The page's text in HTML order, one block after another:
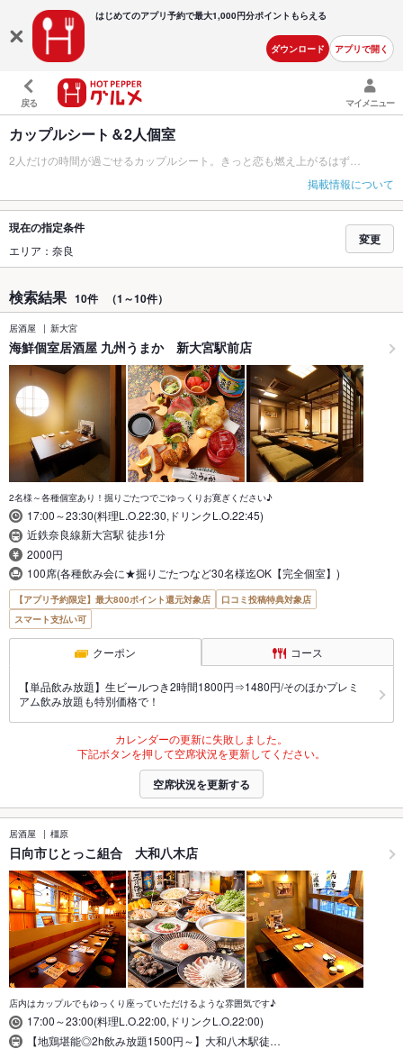
はじめてのアプリ予約で最大1,000円分ポイントもらえる
ダウンロード アプリで開く
戻る マイメニュー
カップルシート＆2人個室
2人だけの時間が過ごせるカップルシート。きっと恋も燃え上がるはず…
掲載情報について
現在の指定条件
エリア：奈良
変更
検索結果 10件 （1～10件）
居酒屋 新大宮
海鮮個室居酒屋 九州うまか 新大宮駅前店
2名様～各種個室あり！掘りごたつでごゆっくりお寛ぎください♪
17:00～23:30(料理L.O.22:30,ドリンクL.O.22:45)
近鉄奈良線新大宮駅 徒歩1分
2000円
100席(各種飲み会に★掘りごたつなど30名様迄OK【完全個室】)
【アプリ予約限定】最大800ポイント還元対象店
口コミ投稿特典対象店
スマート支払い可
クーポン コース
【単品飲み放題】生ビールつき2時間1800円⇒1480円/そのほかプレミ
アム飲み放題も特別価格で！
カレンダーの更新に失敗しました。
下記ボタンを押して空席状況を更新してください。
空席状況を更新する
居酒屋 橿原
日向市じとっこ組合 大和八木店
店内はカップルでもゆっくり座っていただけるような雰囲気です♪
17:00～23:00(料理L.O.22:00,ドリンクL.O.22:00)
【地鶏堪能◎2h飲み放題1500円～】大和八木駅徒…